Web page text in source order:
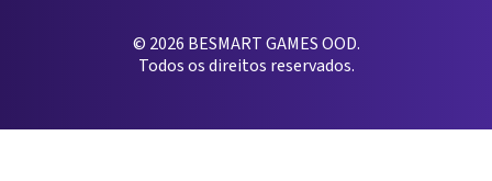
© 2026 BESMART GAMES OOD.
Todos os direitos reservados.